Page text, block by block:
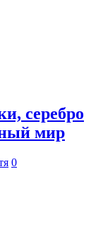
серебро
мир
0